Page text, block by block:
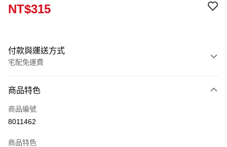
NT$315
付款與運送方式
宅配免運費
信用卡一次付款
LINE Pay
商品特色
商品編號
8011462
商品特色